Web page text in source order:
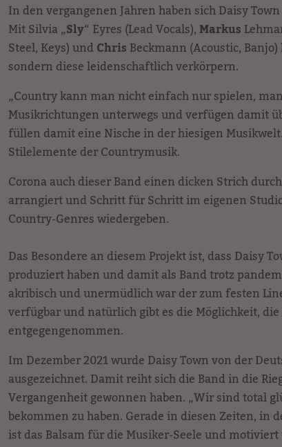
In den vergangenen Jahren haben sich Daisy
Mit Silvia „Sly“ Eyres (Lead Vocals),Markus
Steel, Keys) undChrisBeckmann (Acoustic,
sondern diese leidenschaftlich verkörpern.
„Country kann man nicht einfach nur spielen,
Musikrichtungen unterwegs und verfügen damit
füllen damit eine Nische in der hiesigen
Stilelemente der Countrymusik.
Corona auch dieser Band einen dicken Strich
arrangiert und Schritt für Schritt im eigenen
Country-Genres wiedergeben.
Das Besondere an diesem Projekt ist, dass Daisy
produziert haben und damit als Band trotz
akribisch und unermüdlich war der zum festen
verfügbar und natürlich gibt es die Möglichkeit,
entgegengenommen.
Im Dezember 2021 wurde Daisy Town von der
ausgezeichnet. Damit reiht sich die Band in die
Vergangenheit gewonnen haben. „Wir sind total
bekommen zu haben. Gerade in diesen Zeiten,
ist das Balsam für die Musiker-Seele und